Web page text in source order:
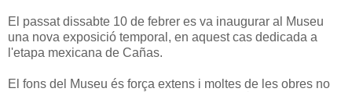
El passat dissabte 10 de febrer es va inaugurar al Museu
una nova exposició temporal, en aquest cas dedicada a
l'etapa mexicana de Cañas.
El fons del Museu és força extens i moltes de les obres no